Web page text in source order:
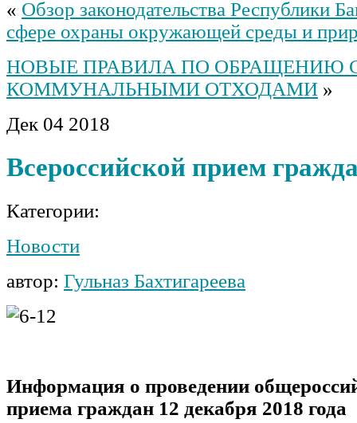
« Обзор законодательства Республики
сфере охраны окружающей среды и
НОВЫЕ ПРАВИЛА ПО ОБРАЩЕНИЮ
КОММУНАЛЬНЫМИ ОТХОДАМИ »
Дек 04 2018
Всероссийской прием
Категории:
Новости
автор: Гульназ Бахтигареева
Информация о проведении
приема граждан 12 декабря 2018 года